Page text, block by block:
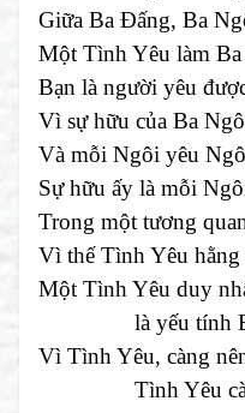
Giữa Ba Đấng, Ba
Một Tình Yêu làm
Bạn là người yêu
Vì sự hữu của Ba
Và mỗi Ngôi yêu
Sự hữu ấy là mỗi
Trong một tương
Vì thế Tình Yêu
Một Tình Yêu duy
là yếu tính Ba
Vì Tình Yêu, càng
Tình Yêu càng